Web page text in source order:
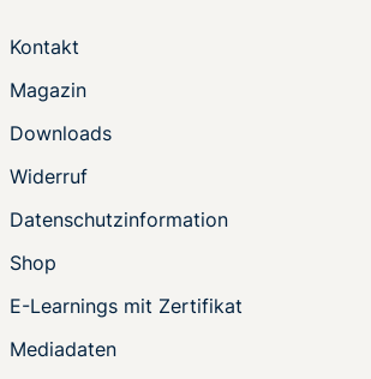
Kontakt
Magazin
Downloads
Widerruf
Datenschutzinformation
Shop
E-Learnings mit Zertifikat
Mediadaten